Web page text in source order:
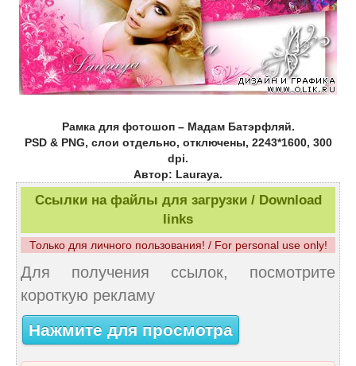
Рамка для фотошоп – Мадам Батэрфляй.
PSD & PNG, слои отдельно, отключены, 2243*1600, 300
dpi.
Автор: Lauraya.
Ссылки на файлы для загрузки / Download
links
Только для личного пользования! / For personal use only!
Для получения ссылок, посмотрите
короткую рекламу
Нажмите для просмотра